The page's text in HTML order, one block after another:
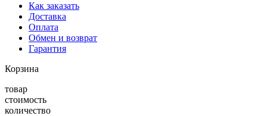
Как заказать
Доставка
Оплата
Обмен и возврат
Гарантия
Корзина
товар
стоимость
количество